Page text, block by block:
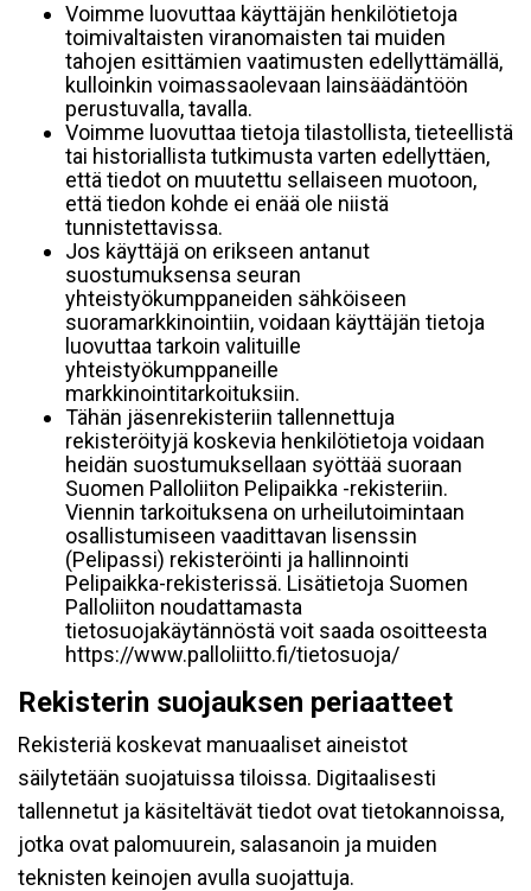
Voimme luovuttaa käyttäjän henkilötietoja
toimivaltaisten viranomaisten tai muiden
tahojen esittämien vaatimusten edellyttämällä,
kulloinkin voimassaolevaan lainsäädäntöön
perustuvalla, tavalla.
Voimme luovuttaa tietoja tilastollista, tieteellistä
tai historiallista tutkimusta varten edellyttäen,
että tiedot on muutettu sellaiseen muotoon,
että tiedon kohde ei enää ole niistä
tunnistettavissa.
Jos käyttäjä on erikseen antanut
suostumuksensa seuran
yhteistyökumppaneiden sähköiseen
suoramarkkinointiin, voidaan käyttäjän tietoja
luovuttaa tarkoin valituille
yhteistyökumppaneille
markkinointitarkoituksiin.
Tähän jäsenrekisteriin tallennettuja
rekisteröityjä koskevia henkilötietoja voidaan
heidän suostumuksellaan syöttää suoraan
Suomen Palloliiton Pelipaikka -rekisteriin.
Viennin tarkoituksena on urheilutoimintaan
osallistumiseen vaadittavan lisenssin
(Pelipassi) rekisteröinti ja hallinnointi
Pelipaikka-rekisterissä. Lisätietoja Suomen
Palloliiton noudattamasta
tietosuojakäytännöstä voit saada osoitteesta
https://www.palloliitto.fi/tietosuoja/
Rekisterin suojauksen periaatteet
Rekisteriä koskevat manuaaliset aineistot
säilytetään suojatuissa tiloissa. Digitaalisesti
tallennetut ja käsiteltävät tiedot ovat tietokannoissa,
jotka ovat palomuurein, salasanoin ja muiden
teknisten keinojen avulla suojattuja.